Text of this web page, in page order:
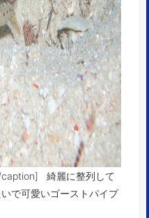
caption] 綺麗に整列して
で可愛いゴーストパイプ